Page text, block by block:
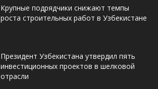
Крупные подрядчики снижают темпы
роста строительных работ в Узбекистане
Президент Узбекистана утвердил пять
инвестиционных проектов в шелковой
отрасли